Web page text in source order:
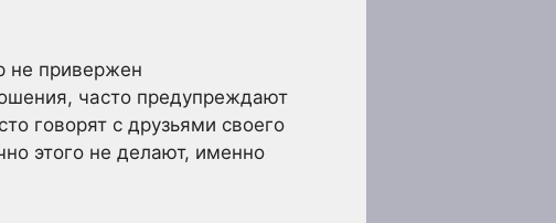
не привержен
часто предупреждают
говорят с друзьями своего
этого не делают, именно